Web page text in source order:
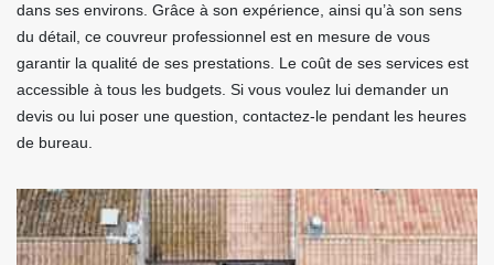
dans ses environs. Grâce à son expérience, ainsi qu’à son sens
du détail, ce couvreur professionnel est en mesure de vous
garantir la qualité de ses prestations. Le coût de ses services est
accessible à tous les budgets. Si vous voulez lui demander un
devis ou lui poser une question, contactez-le pendant les heures
de bureau.